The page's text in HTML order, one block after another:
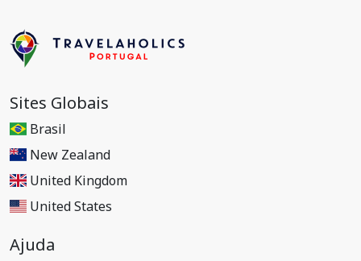
Sites Globais
Brasil
New Zealand
United Kingdom
United States
Ajuda